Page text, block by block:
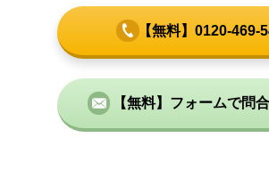
【無料】0120-469-
【無料】フォームで問